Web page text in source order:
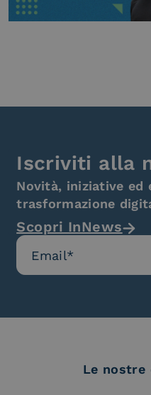
News e Media
Contattaci
Iscriviti alla
Novità, iniziative ed
trasformazione
Scopri InNews
Le nostre